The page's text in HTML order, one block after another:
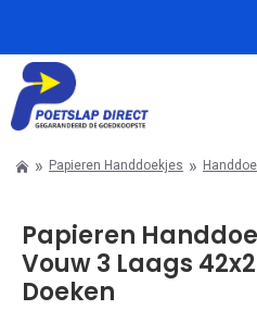
Papieren Handdoekjes
Papieren
Vouw 3 Laags
Doeken